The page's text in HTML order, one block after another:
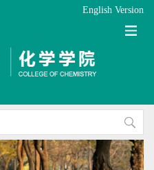
English Version